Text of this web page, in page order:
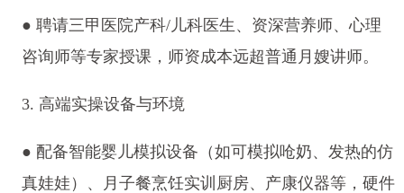
● 聘请三甲医院产科/儿科医生、资深营养师、心理
咨询师等专家授课，师资成本远超普通月嫂讲师。
3. 高端实操设备与环境
● 配备智能婴儿模拟设备（如可模拟呛奶、发热的仿
真娃娃）、月子餐烹饪实训厨房、产康仪器等，硬件